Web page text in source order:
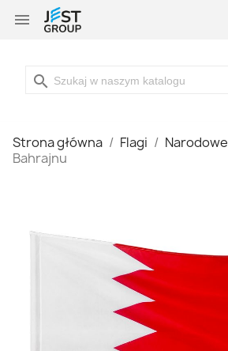

search
Strona główna Flagi Narodowe
Bahrajnu